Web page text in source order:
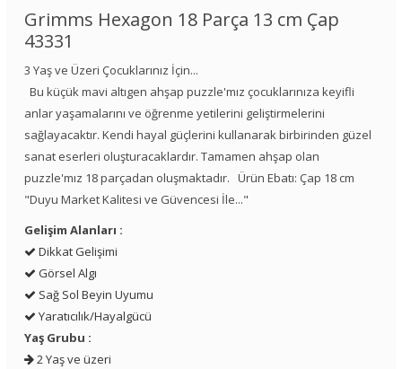
Grimms Hexagon 18 Parça 13 cm Çap
43331
3 Yaş ve Üzeri Çocuklarınız İçin...
Bu küçük mavi altıgen ahşap puzzle'mız çocuklarınıza keyifli
anlar yaşamalarını ve öğrenme yetilerini geliştirmelerini
sağlayacaktır. Kendi hayal güçlerini kullanarak birbirinden güzel
sanat eserleri oluşturacaklardır. Tamamen ahşap olan
puzzle'mız 18 parçadan oluşmaktadır. Ürün Ebatı: Çap 18 cm
"Duyu Market Kalitesi ve Güvencesi İle..."
Gelişim Alanları :
Dikkat Gelişimi
Görsel Algı
Sağ Sol Beyin Uyumu
Yaratıcılık/Hayalgücü
Yaş Grubu :
2 Yaş ve üzeri